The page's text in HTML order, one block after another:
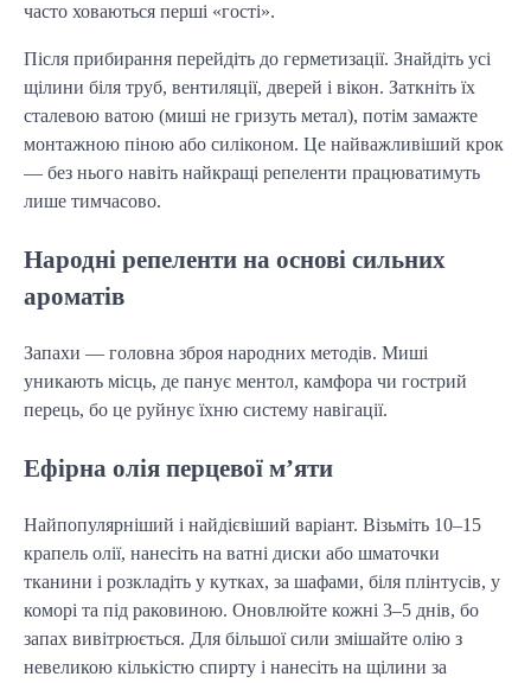
часто ховаються перші «гості».
Після прибирання перейдіть до герметизації. Знайдіть усі
щілини біля труб, вентиляції, дверей і вікон. Заткніть їх
сталевою ватою (миші не гризуть метал), потім замажте
монтажною піною або силіконом. Це найважливіший крок
— без нього навіть найкращі репеленти працюватимуть
лише тимчасово.
Народні репеленти на основі сильних
ароматів
Запахи — головна зброя народних методів. Миші
уникають місць, де панує ментол, камфора чи гострий
перець, бо це руйнує їхню систему навігації.
Ефірна олія перцевої м’яти
Найпопулярніший і найдієвіший варіант. Візьміть 10–15
крапель олії, нанесіть на ватні диски або шматочки
тканини і розкладіть у кутках, за шафами, біля плінтусів, у
коморі та під раковиною. Оновлюйте кожні 3–5 днів, бо
запах вивітрюється. Для більшої сили змішайте олію з
невеликою кількістю спирту і нанесіть на щілини за